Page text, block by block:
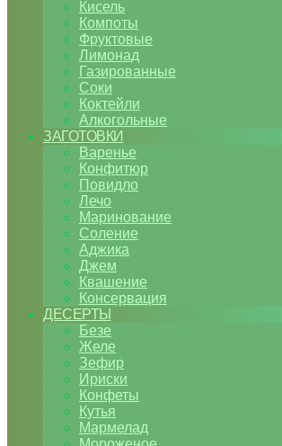
Кисель
Компоты
Фруктовые
Лимонад
Газированные
Соки
Коктейли
Алкогольные
ЗАГОТОВКИ
Варенье
Конфитюр
Повидло
Лечо
Маринование
Соление
Аджика
Джем
Квашение
Консервация
ДЕСЕРТЫ
Безе
Желе
Зефир
Ириски
Конфеты
Кутья
Мармелад